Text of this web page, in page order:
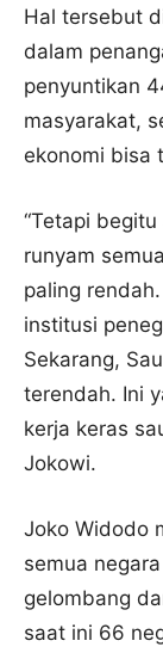
Hal tersebut
dalam
penyuntikan
masyarakat,
ekonomi bisa
“Tetapi
runyam
paling
institusi
Sekarang,
terendah. Ini
kerja keras
Jokowi.
Joko Widodo
semua
gelombang
saat ini 66